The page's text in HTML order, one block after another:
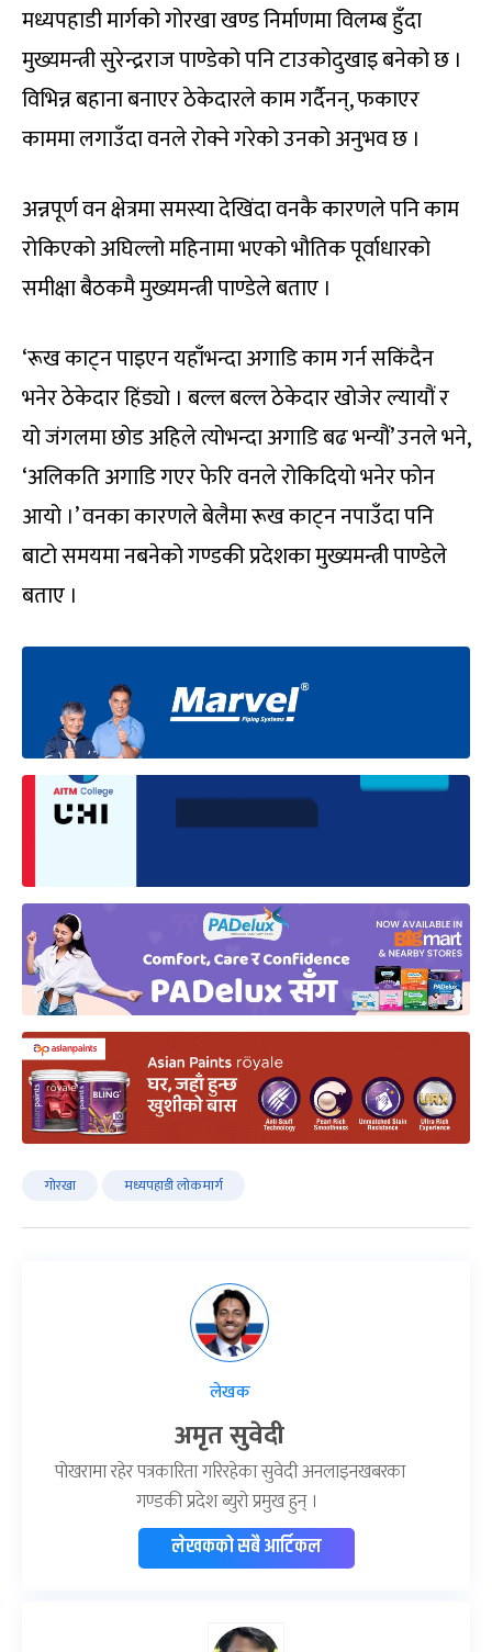
मध्यपहाडी मार्गको गोरखा खण्ड निर्माणमा विलम्ब हुँदा
मुख्यमन्त्री सुरेन्द्रराज पाण्डेको पनि टाउकोदुखाइ बनेको छ ।
विभिन्न बहाना बनाएर ठेकेदारले काम गर्दैनन्, फकाएर
काममा लगाउँदा वनले रोक्ने गरेको उनको अनुभव छ ।
अन्नपूर्ण वन क्षेत्रमा समस्या देखिंदा वनकै कारणले पनि काम
रोकिएको अघिल्लो महिनामा भएको भौतिक पूर्वाधारको
समीक्षा बैठकमै मुख्यमन्त्री पाण्डेले बताए ।
‘रूख काट्न पाइएन यहाँभन्दा अगाडि काम गर्न सकिंदैन
भनेर ठेकेदार हिंड्यो । बल्ल बल्ल ठेकेदार खोजेर ल्यायौं र
यो जंगलमा छोड अहिले त्योभन्दा अगाडि बढ भन्यौं’ उनले भने,
‘अलिकति अगाडि गएर फेरि वनले रोकिदियो भनेर फोन
आयो ।’ वनका कारणले बेलैमा रूख काट्न नपाउँदा पनि
बाटो समयमा नबनेको गण्डकी प्रदेशका मुख्यमन्त्री पाण्डेले
बताए ।
गोरखा मध्यपहाडी लोकमार्ग
लेखक
अमृत सुवेदी
पोखरामा रहेर पत्रकारिता गरिरहेका सुवेदी अनलाइनखबरका
गण्डकी प्रदेश ब्युरो प्रमुख हुन् ।
लेखकको सबै आर्टिकल